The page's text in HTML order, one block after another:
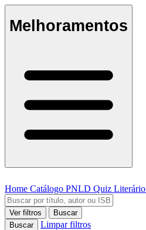
Melhoramentos
Home Catálogo PNLD Quiz Literário
Ver filtros
Buscar
Buscar
Limpar filtros